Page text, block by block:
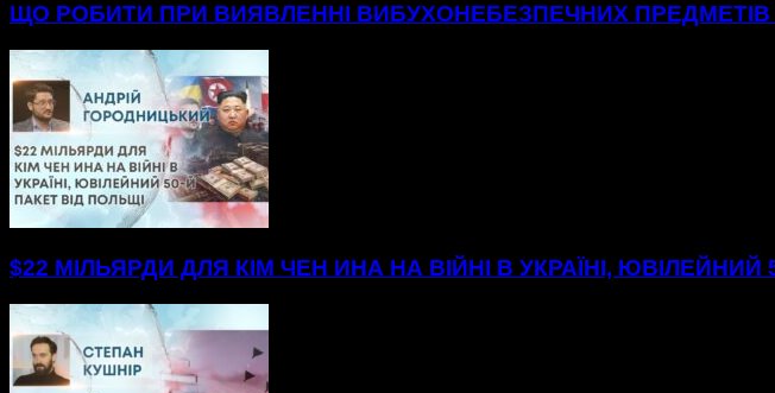
ЩО РОБИТИ ПРИ ВИЯВЛЕННІ ВИБУХОНЕБЕЗПЕЧНИХ
$22 МІЛЬЯРДИ ДЛЯ КІМ ЧЕН ИНА НА ВІЙНІ В УКРАЇНІ,